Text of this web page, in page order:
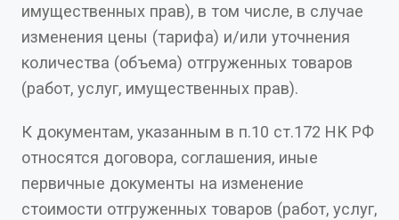
имущественных прав), в том числе, в случае
изменения цены (тарифа) и/или уточнения
количества (объема) отгруженных товаров
(работ, услуг, имущественных прав).
К документам, указанным в п.10 ст.172 НК РФ
относятся договора, соглашения, иные
первичные документы на изменение
стоимости отгруженных товаров (работ, услуг,